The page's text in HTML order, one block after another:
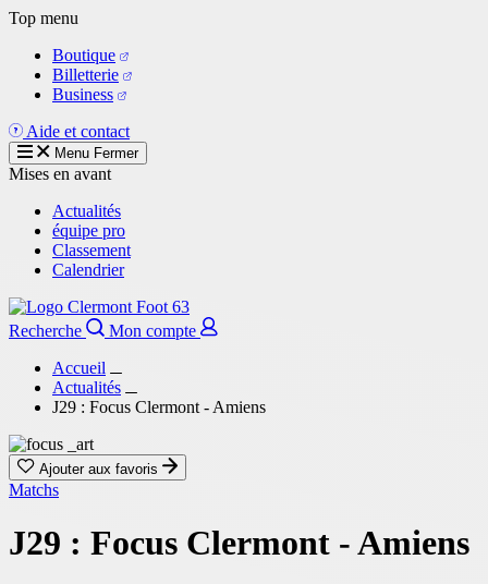
Aller
contenu
principal
Top menu
Boutique
Billetterie
Business
Aide et contact
Menu Fermer
Mises en avant
Actualités
équipe pro
Classement
Calendrier
Recherche
Mon compte
Accueil
Actualités
J29 : Focus Clermont - Amiens
Ajouter aux favoris
Matchs
J29 : Focus Clermont - Amiens